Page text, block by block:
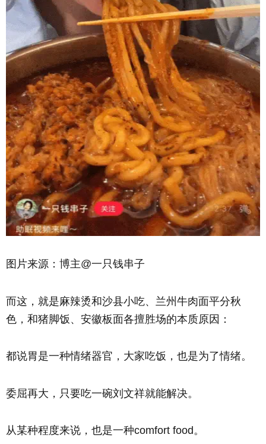
图片来源：博主@一只钱串子
而这，就是麻辣烫和沙县小吃、兰州牛肉面平分秋
色，和猪脚饭、安徽板面各擅胜场的本质原因：
都说胃是一种情绪器官，大家吃饭，也是为了情绪。
委屈再大，只要吃一碗刘文祥就能解决。
从某种程度来说，也是一种comfort food。